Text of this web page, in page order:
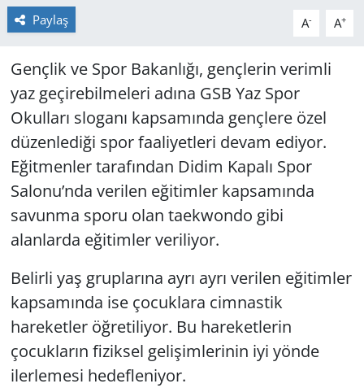
Paylaş A- A+
Gençlik ve Spor Bakanlığı, gençlerin verimli
yaz geçirebilmeleri adına GSB Yaz Spor
Okulları sloganı kapsamında gençlere özel
düzenlediği spor faaliyetleri devam ediyor.
Eğitmenler tarafından Didim Kapalı Spor
Salonu’nda verilen eğitimler kapsamında
savunma sporu olan taekwondo gibi
alanlarda eğitimler veriliyor.
Belirli yaş gruplarına ayrı ayrı verilen eğitimler
kapsamında ise çocuklara cimnastik
hareketler öğretiliyor. Bu hareketlerin
çocukların fiziksel gelişimlerinin iyi yönde
ilerlemesi hedefleniyor.
RESMİ İLANLAR
SİYASET
SPOR
Yerel